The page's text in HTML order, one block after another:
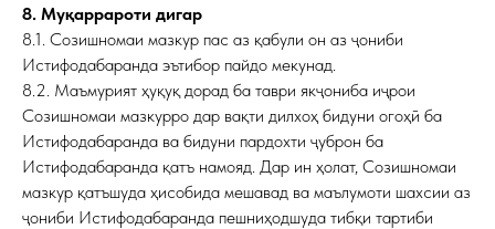
8. Муқаррароти дигар
8.1. Созишномаи мазкур пас аз қабули он аз ҷониби
Истифодабаранда эътибор пайдо мекунад.
8.2. Маъмурият ҳуқуқ дорад ба таври якҷониба иҷрои
Созишномаи мазкурро дар вақти дилхоҳ бидуни огоҳӣ ба
Истифодабаранда ва бидуни пардохти ҷуброн ба
Истифодабаранда қатъ намояд. Дар ин ҳолат, Созишномаи
мазкур қатъшуда ҳисобида мешавад ва маълумоти шахсии аз
ҷониби Истифодабаранда пешниҳодшуда тибқи тартиби